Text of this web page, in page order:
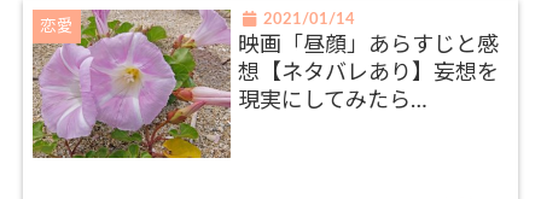
恋愛 2021/01/14
映画「昼顔」あらすじと感
想【ネタバレあり】妄想を
現実にしてみたら…